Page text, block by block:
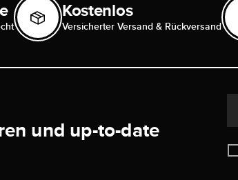
Kostenlos
Versicherter Versand & Rückversand
und up-to-date